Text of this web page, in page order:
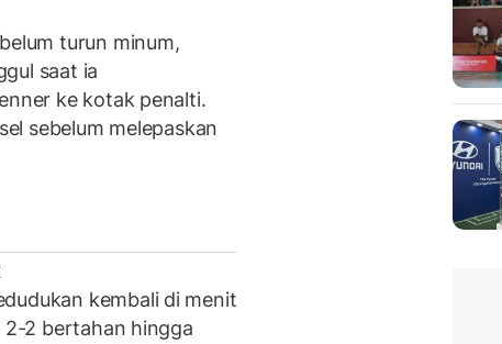
turun minum,
saat ia
ke kotak penalti.
sebelum melepaskan
kembali di menit
2 bertahan hingga